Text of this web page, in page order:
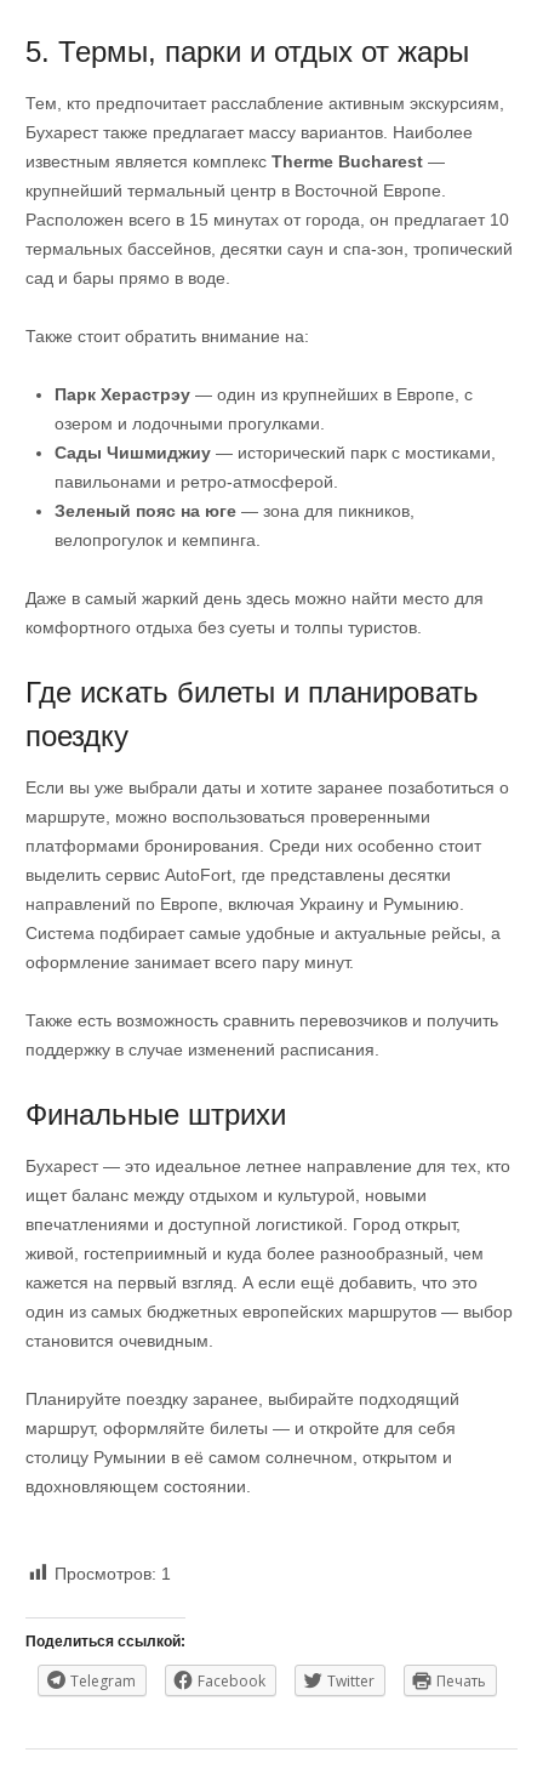
5. Термы, парки и отдых от жары
Тем, кто предпочитает расслабление активным экскурсиям,
Бухарест также предлагает массу вариантов. Наиболее
известным является комплекс Therme Bucharest—
крупнейший термальный центр в Восточной Европе.
Расположен всего в 15 минутах от города, он предлагает 10
термальных бассейнов, десятки саун и спа-зон, тропический
сад и бары прямо в воде.
Также стоит обратить внимание на:
Парк Херастрэу— один из крупнейших в Европе, с
озером и лодочными прогулками.
Сады Чишмиджиу— исторический парк с мостиками,
павильонами и ретро-атмосферой.
Зеленый пояс на юге— зона для пикников,
велопрогулок и кемпинга.
Даже в самый жаркий день здесь можно найти место для
комфортного отдыха без суеты и толпы туристов.
Где искать билеты и планировать
поездку
Если вы уже выбрали даты и хотите заранее позаботиться о
маршруте, можно воспользоваться проверенными
платформами бронирования. Среди них особенно стоит
выделить сервис AutoFort, где представлены десятки
направлений по Европе, включая Украину и Румынию.
Система подбирает самые удобные и актуальные рейсы, а
оформление занимает всего пару минут.
Также есть возможность сравнить перевозчиков и получить
поддержку в случае изменений расписания.
Финальные штрихи
Бухарест — это идеальное летнее направление для тех, кто
ищет баланс между отдыхом и культурой, новыми
впечатлениями и доступной логистикой. Город открыт,
живой, гостеприимный и куда более разнообразный, чем
кажется на первый взгляд. А если ещё добавить, что это
один из самых бюджетных европейских маршрутов — выбор
становится очевидным.
Планируйте поездку заранее, выбирайте подходящий
маршрут, оформляйте билеты — и откройте для себя
столицу Румынии в её самом солнечном, открытом и
вдохновляющем состоянии.
Просмотров: 1
Поделиться ссылкой:
Telegram Facebook Twitter Печать